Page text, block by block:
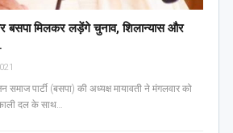
मिलकर लड़ेंगे चुनाव, शिलान्यास और
पार्टी (बसपा) की अध्यक्ष मायावती ने मंगलवार को
दल के साथ…